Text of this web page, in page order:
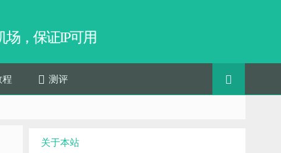
场，保证IP可用
测评
关于本站